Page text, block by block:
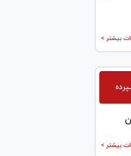
بیشتر >
بیشتر >